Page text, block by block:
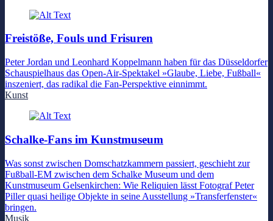
Freistöße, Fouls und Frisuren
Peter Jordan und Leonhard Koppelmann haben für das Düsseldorfer
Schauspielhaus das Open-Air-Spektakel »Glaube, Liebe, Fußball«
inszeniert, das radikal die Fan-Perspektive einnimmt.
Kunst
Schalke-Fans im Kunstmuseum
Was sonst zwischen Domschatzkammern passiert, geschieht zur
Fußball-EM zwischen dem Schalke Museum und dem
Kunstmuseum Gelsenkirchen: Wie Reliquien lässt Fotograf Peter
Piller quasi heilige Objekte in seine Ausstellung »Transferfenster«
bringen.
Musik